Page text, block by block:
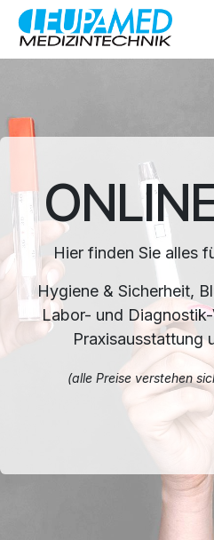
Zum Inhalt springen
Hier finden Sie alles
Hygiene & Sicherheit,
Labor- und
Praxisausstattung
(alle Preise verstehen